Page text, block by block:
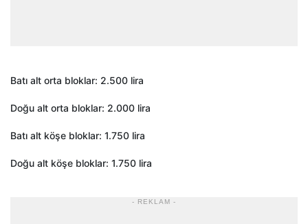
Batı alt orta bloklar: 2.500 lira
Doğu alt orta bloklar: 2.000 lira
Batı alt köşe bloklar: 1.750 lira
Doğu alt köşe bloklar: 1.750 lira
- REKLAM -